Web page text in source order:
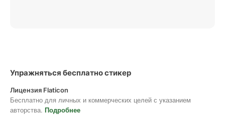
Упражняться бесплатно стикер
Лицензия Flaticon
Бесплатно для личных и коммерческих целей с указанием
авторства. Подробнее